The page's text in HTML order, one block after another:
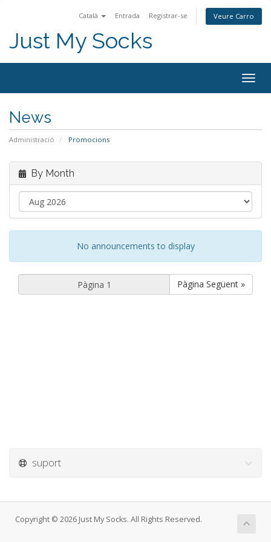
Català Entrada Registrar-se Veure Carro
Just My Socks
News
Administració Promocions
By Month
No announcements to display
Pàgina Següent »
suport
Copyright © 2026 Just My Socks. All Rights Reserved.